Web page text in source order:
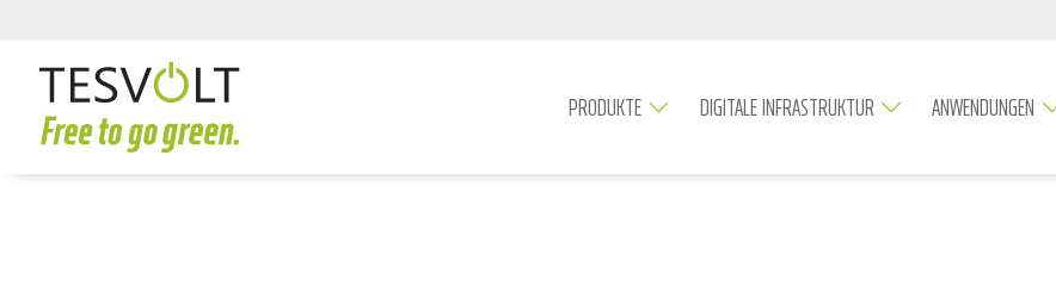
PRODUKTE DIGITALE INFRASTRUKTUR ANWENDUNGEN